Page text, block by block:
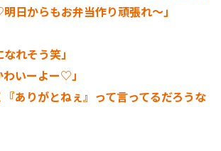
日からもお弁当作り頑張れ～」
れそう笑」
わいーよー♡」
『ありがとねぇ』って言ってるだろうな